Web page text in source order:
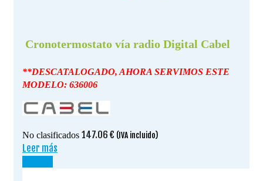
Cronotermostato vía radio Digital Cabel
**DESCATALOGADO, AHORA SERVIMOS ESTE
MODELO: 636006
No clasificados 147.06 € (IVA incluido)
Leer más